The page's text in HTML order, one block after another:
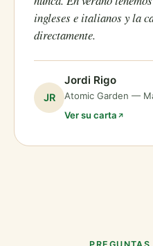
ingleses e italianos y la
directamente.
JR
Jordi Rigo
Atomic Garden —
Ver su carta